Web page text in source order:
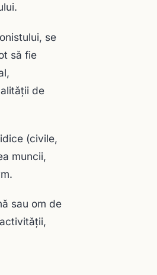
se
să fie
de
(civile,
muncii,
sau om de